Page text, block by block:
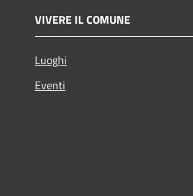
VIVERE IL COMUNE
Luoghi
Eventi